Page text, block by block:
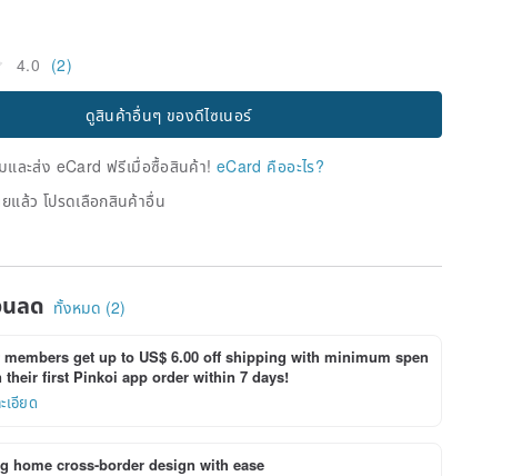
4.0 (2)
ดูสินค้าอื่นๆ ของดีไซเนอร์
และส่ง eCard ฟรีเมื่อซื้อสินค้า! eCard คืออะไร?
แล้ว โปรดเลือกสินค้าอื่น
ลด ทั้งหมด (2)
members get up to US$ 6.00 off shipping with minimum spen
their first Pinkoi app order within 7 days!
เอียด
home cross-border design with ease